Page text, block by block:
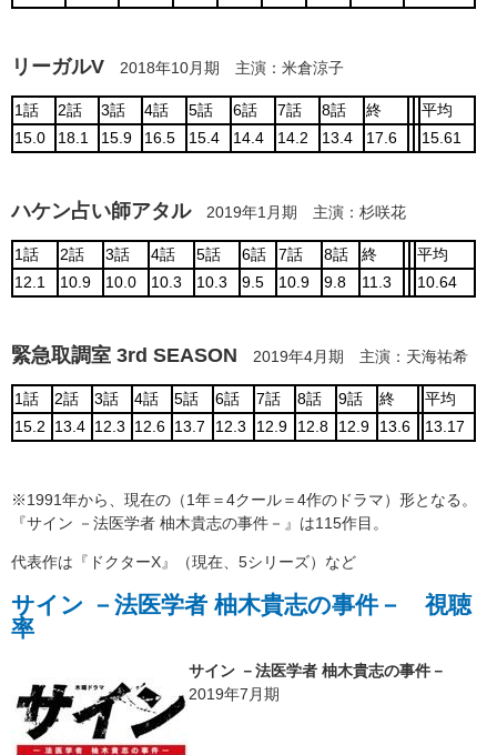
リーガルV 2018年10月期 主演：米倉涼子
1話 2話 3話 4話 5話 6話 7話 8話 終
平均
15.0
18.1 15.9 16.5 15.4 14.4 14.2 13.4 17.6 15.61
ハケン占い師アタル2019年1月期 主演：杉咲花
1話 2話 3話 4話 5話 6話 7話 8話 終
平均
12.1
10.9 10.0 10.3 10.3 9.5 10.9 9.8 11.3 10.64
緊急取調室 3rd SEASON 2019年4月期 主演：天海祐希
1話 2話 3話 4話 5話 6話 7話 8話 9話 終
平均
15.2
13.4 12.3 12.6 13.7 12.3 12.9 12.8 12.9 13.6 13.17
※1991年から、現在の（1年＝4クール＝4作のドラマ）形となる。
『サイン －法医学者 柚木貴志の事件－』は115作目。
代表作は『ドクターX』（現在、5シリーズ）など
サイン －法医学者 柚木貴志の事件－ 視聴
率
サイン －法医学者 柚木貴志の事件－
2019年7月期